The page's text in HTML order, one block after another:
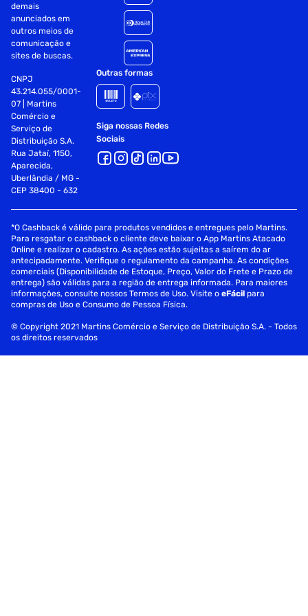
demais
anunciados em
outros meios de
comunicação e
sites de buscas.
CNPJ
43.214.055/0001-
07 | Martins
Comércio e
Serviço de
Distribuição S.A.
Rua Jataí, 1150,
Aparecida,
Uberlândia / MG -
CEP 38400 - 632
Outras formas
Siga nossas Redes
Sociais
*O Cashback é válido para produtos vendidos e entregues pelo Martins.
Para resgatar o cashback o cliente deve baixar o App Martins Atacado
Online e realizar o cadastro. As ações estão sujeitas a saírem do ar
antecipadamente. Verifique o regulamento da campanha. As condições
comerciais (Disponibilidade de Estoque, Preço, Valor do Frete e Prazo de
entrega) são válidas para a região de entrega informada. Para maiores
informações, consulte nossos Termos de Uso. Visite oeFácil para
compras de Uso e Consumo de Pessoa Física.
© Copyright 2021 Martins Comércio e Serviço de Distribuição S.A. - Todos
os direitos reservados